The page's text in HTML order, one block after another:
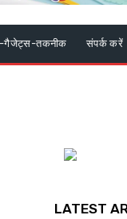
गैजेट्स-तकनीक संपर्क करें
LATEST